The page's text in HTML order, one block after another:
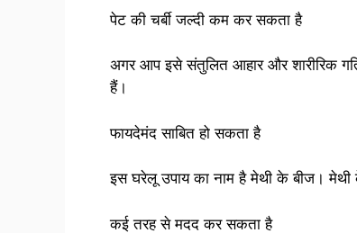
पेट की चर्बी जल्दी कम कर सकता है
अगर आप इसे संतुलित आहार और शारीरिक
हैं।
फायदेमंद साबित हो सकता है
इस घरेलू उपाय का नाम है मेथी के बीज। मेथी
कई तरह से मदद कर सकता है